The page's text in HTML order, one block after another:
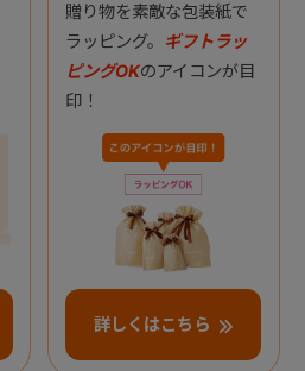
贈り物を素敵な包装紙で
ラッピング。 ギフトラッ
ピングOKのアイコンが目
印！
詳しくはこちら